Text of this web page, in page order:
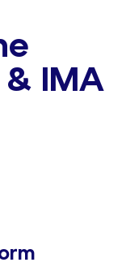
& IMA